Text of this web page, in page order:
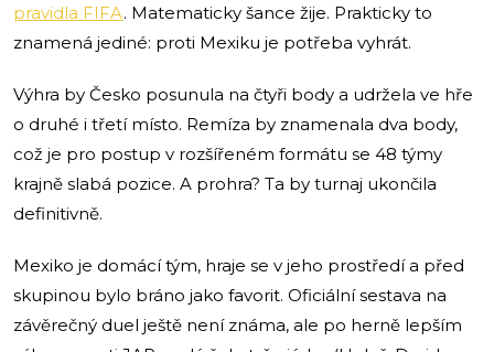
pravidla FIFA. Matematicky šance žije. Prakticky to
znamená jediné: proti Mexiku je potřeba vyhrát.
Výhra by Česko posunula na čtyři body a udržela ve hře
o druhé i třetí místo. Remíza by znamenala dva body,
což je pro postup v rozšířeném formátu se 48 týmy
krajně slabá pozice. A prohra? Ta by turnaj ukončila
definitivně.
Mexiko je domácí tým, hraje se v jeho prostředí a před
skupinou bylo bráno jako favorit. Oficiální sestava na
závěrečný duel ještě není známa, ale po herně lepším